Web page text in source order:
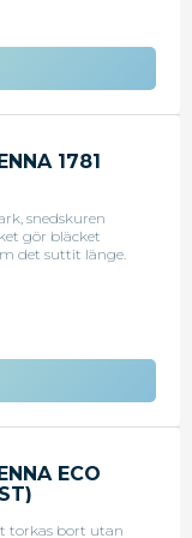
1781
snedskuren
gör bläcket
det suttit länge.
ECO
torkas bort utan